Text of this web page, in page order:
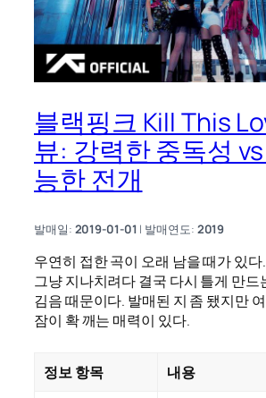
블랙핑크 Kill This
뷰: 강력한 중독성
능한 전개
발매일: 2019-01-01 | 발매연도: 2019
우연히 접한 곡이 오래 남을 때가 있
그냥 지나치려다 결국 다시 틀게 만드
김음 때문이다. 발매된 지 좀 됐지만
잠이 확 깨는 매력이 있다.
정보 항목
내용